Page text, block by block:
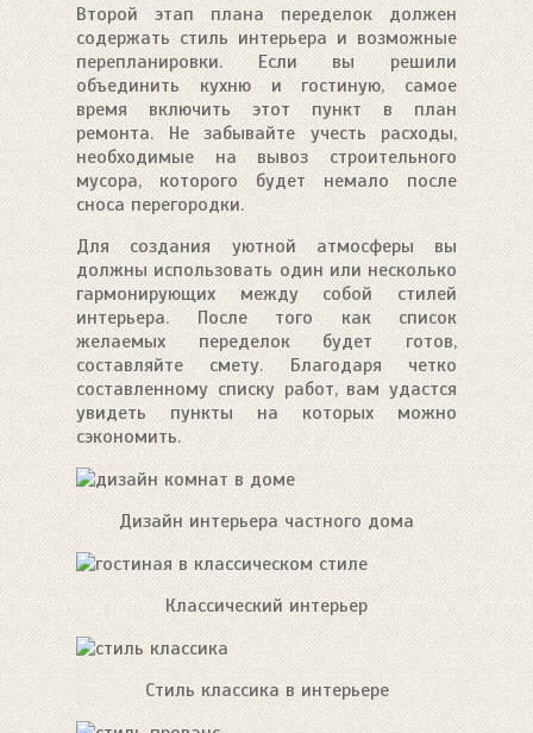
Второй этап плана переделок должен
содержать стиль интерьера и возможные
перепланировки. Если вы решили
объединить кухню и гостиную, самое
время включить этот пункт в план
ремонта. Не забывайте учесть расходы,
необходимые на вывоз строительного
мусора, которого будет немало после
сноса перегородки.
Для создания уютной атмосферы вы
должны использовать один или несколько
гармонирующих между собой стилей
интерьера. После того как список
желаемых переделок будет готов,
составляйте смету. Благодаря четко
составленному списку работ, вам удастся
увидеть пункты на которых можно
сэкономить.
Дизайн интерьера частного дома
Классический интерьер
Стиль классика в интерьере